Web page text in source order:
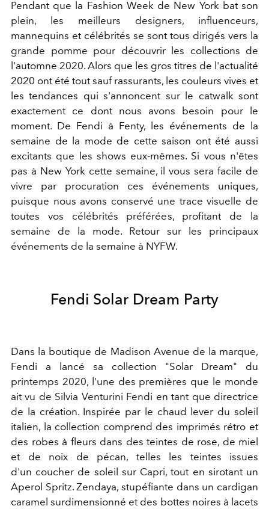
Pendant que la Fashion Week de New York bat son
plein, les meilleurs designers, influenceurs,
mannequins et célébrités se sont tous dirigés vers la
grande pomme pour découvrir les collections de
l'automne 2020. Alors que les gros titres de l'actualité
2020 ont été tout sauf rassurants, les couleurs vives et
les tendances qui s'annoncent sur le catwalk sont
exactement ce dont nous avons besoin pour le
moment. De Fendi à Fenty, les événements de la
semaine de la mode de cette saison ont été aussi
excitants que les shows eux-mêmes. Si vous n'êtes
pas à New York cette semaine, il vous sera facile de
vivre par procuration ces événements uniques,
puisque nous avons conservé une trace visuelle de
toutes vos célébrités préférées, profitant de la
semaine de la mode. Retour sur les principaux
événements de la semaine à NYFW.
Fendi Solar Dream Party
Dans la boutique de Madison Avenue de la marque,
Fendi a lancé sa collection "Solar Dream" du
printemps 2020, l'une des premières que le monde
ait vu de Silvia Venturini Fendi en tant que directrice
de la création. Inspirée par le chaud lever du soleil
italien, la collection comprend des imprimés rétro et
des robes à fleurs dans des teintes de rose, de miel
et de noix de pécan, telles les teintes issues
d'un coucher de soleil sur Capri, tout en sirotant un
Aperol Spritz. Zendaya, stupéfiante dans un cardigan
caramel surdimensionné et des bottes noires à lacets